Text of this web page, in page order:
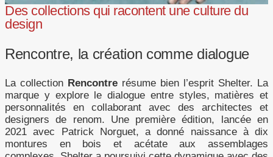
Des collections qui racontent une culture du
design
Rencontre, la création comme dialogue
La collection Rencontre résume bien l’esprit Shelter. La
marque y explore le dialogue entre styles, matières et
personnalités en collaborant avec des architectes et
designers de renom. Une première édition, lancée en
2021 avec Patrick Norguet, a donné naissance à dix
montures en bois et acétate aux assemblages